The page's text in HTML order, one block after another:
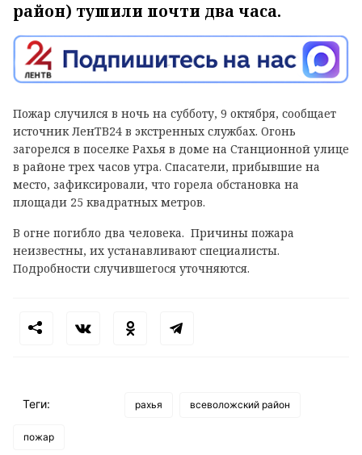
район) тушили почти два часа.
Пожар случился в ночь на субботу, 9 октября, сообщает
источник ЛенТВ24 в экстренных службах. Огонь
загорелся в поселке Рахья в доме на Станционной улице
в районе трех часов утра. Спасатели, прибывшие на
место, зафиксировали, что горела обстановка на
площади 25 квадратных метров.
В огне погибло два человека. Причины пожара
неизвестны, их устанавливают специалисты.
Подробности случившегося уточняются.
Теги: рахья всеволожский район
пожар